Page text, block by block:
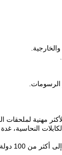
النحاسية،
والخارج للعمل معنا!